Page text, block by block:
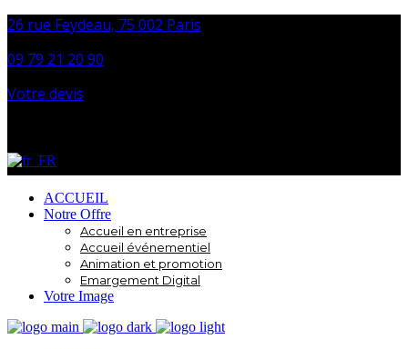
26 rue Feydeau, 75 002 Paris
09 79 21 20 90
Votre devis
ACCUEIL
Notre Offre
Accueil en entreprise
Accueil événementiel
Animation et promotion
Emargement Digital
Votre Image